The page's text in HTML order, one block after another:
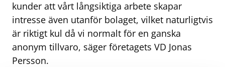
kunder att vårt långsiktiga arbete skapar
intresse även utanför bolaget, vilket naturligtvis
är riktigt kul då vi normalt för en ganska
anonym tillvaro, säger företagets VD Jonas
Persson.